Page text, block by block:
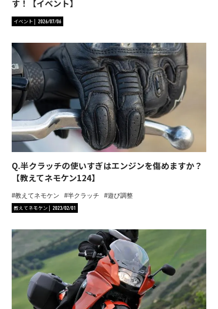
す！【イベント】
イベント 2026/07/06
Q.半クラッチの使いすぎはエンジンを傷めますか？
【教えてネモケン124】
教えてネモケン 半クラッチ
遊び調整
教えてネモケン
2023/02/01